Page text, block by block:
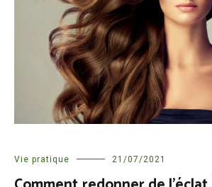
Vie pratique 21/07/2021